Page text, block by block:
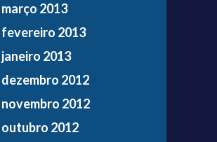
março 2013
fevereiro 2013
janeiro 2013
dezembro 2012
novembro 2012
outubro 2012